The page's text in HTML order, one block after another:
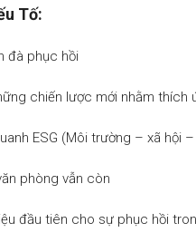
Tố:
đà phục hồi
chiến lược mới nhằm thích
ESG (Môi trường – xã hội
phòng vẫn còn
đầu tiên cho sự phục hồi